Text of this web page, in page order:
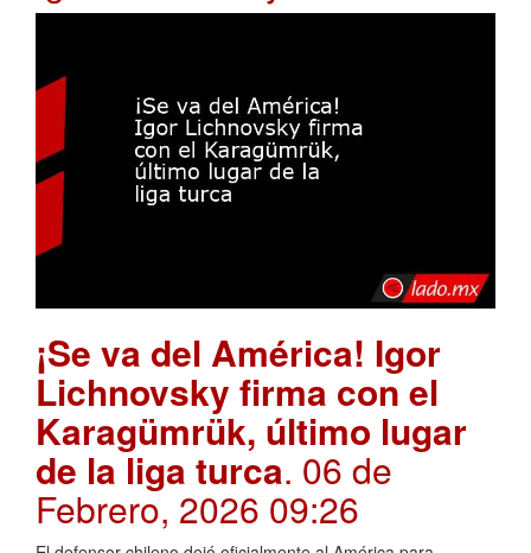
¡Se va del América! Igor
Lichnovsky firma con el
Karagümrük, último lugar
de la liga turca. 06 de
Febrero, 2026 09:26